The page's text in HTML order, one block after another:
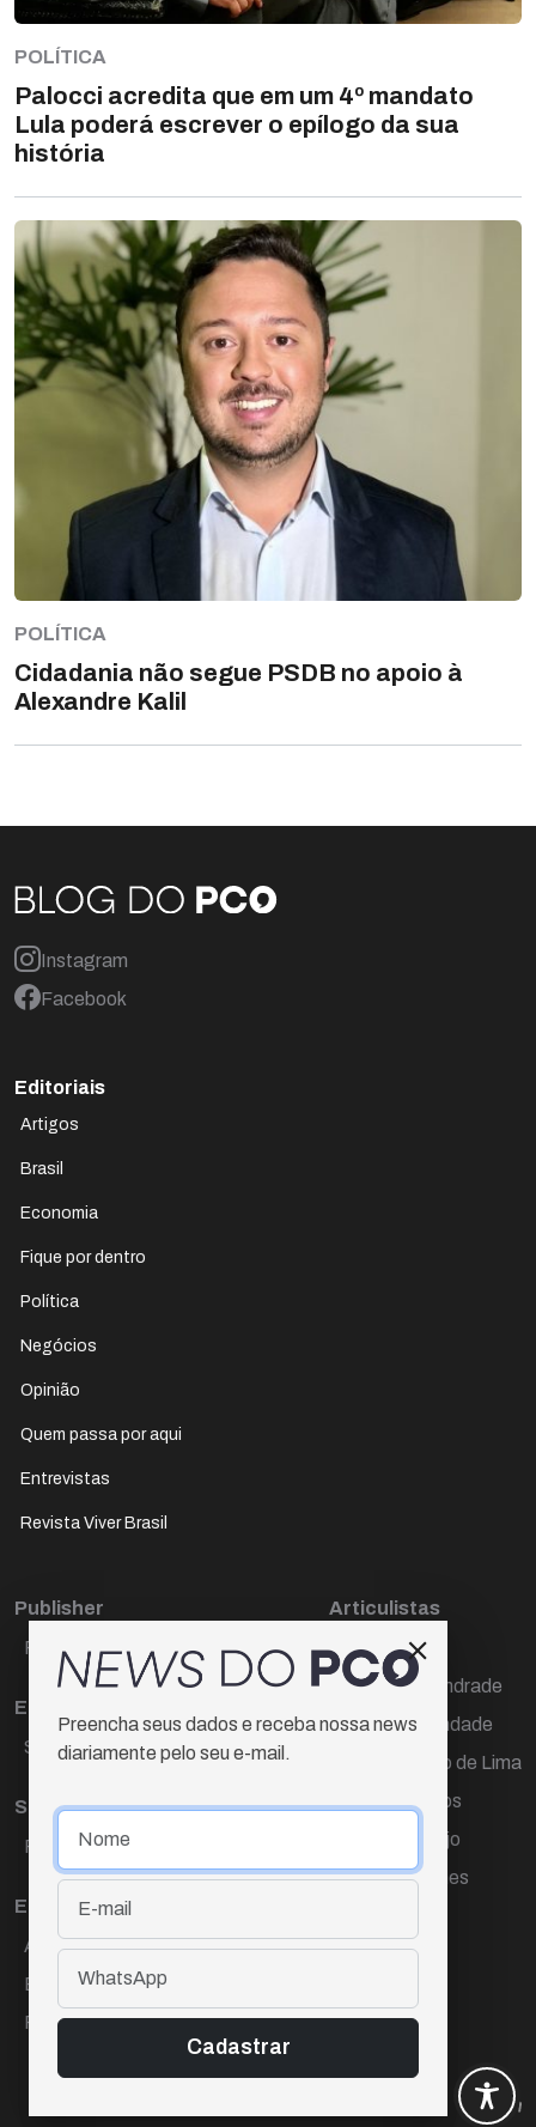
POLÍTICA
Palocci acredita que em um 4º mandato
Lula poderá escrever o epílogo da sua
história
POLÍTICA
Cidadania não segue PSDB no apoio à
Alexandre Kalil
Instagram
Facebook
Editoriais
Artigos
Brasil
Economia
Fique por dentro
Política
Negócios
Opinião
Quem passa por aqui
Entrevistas
Revista Viver Brasil
Publisher
Paulo Cesar de Oliveira
Editora Chefe
Sueli Cotta
Sub-editora
Raquel Ayres
Equipe
Ana Lúcia Cortez
Eliane Hardy
Fernando Torres
Articulistas
Décio Freire
Dr Marcos Andrade
Hamilton Trindade
Igor Carvalho de Lima
Mario Campos
Renata Araújo
Wagner Gomes
Preencha seus dados e receba nossa news
diariamente pelo seu e-mail.